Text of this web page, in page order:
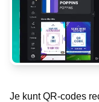
Je kunt QR-codes